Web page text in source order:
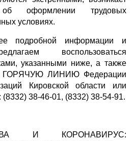
оформлении трудовых
условиях.
подробной информации и
воспользоваться
указанными ниже, а также
ГОРЯЧУЮ ЛИНИЮ Федерации
Кировской области или
38-46-01, (8332) 38-54-91.
И КОРОНАВИРУС: